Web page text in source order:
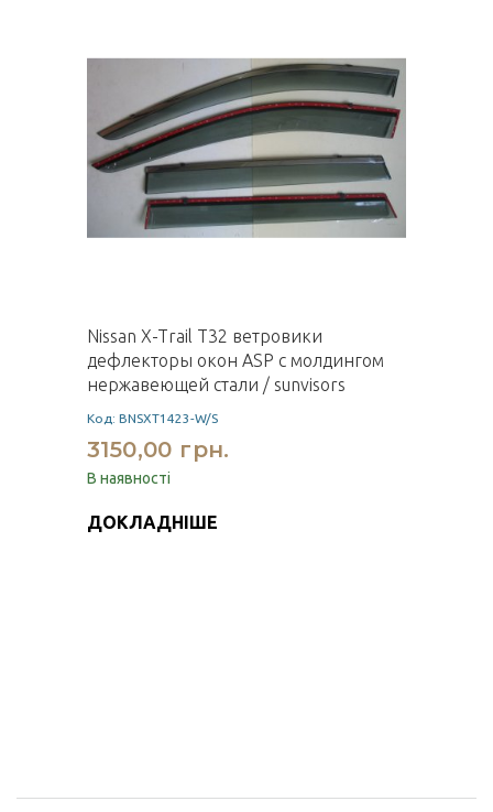
Nissan X-Trail T32 ветровики
дефлекторы окон ASP с молдингом
нержавеющей стали / sunvisors
Код: BNSXT1423-W/S
3150,00 грн.
В наявності
ДОКЛАДНІШЕ